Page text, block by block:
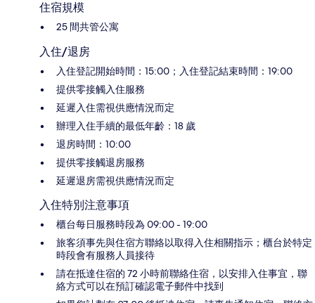
住宿規模
25 間共管公寓
入住/退房
入住登記開始時間：15:00；入住登記結束時間：19:00
提供零接觸入住服務
延遲入住需視供應情況而定
辦理入住手續的最低年齡：18 歲
退房時間：10:00
提供零接觸退房服務
延遲退房需視供應情況而定
入住特別注意事項
櫃台每日服務時段為 09:00 - 19:00
旅客須事先與住宿方聯絡以取得入住相關指示；櫃台於特定
時段會有服務人員接待
請在抵達住宿的 72 小時前聯絡住宿，以安排入住事宜，聯
絡方式可以在預訂確認電子郵件中找到